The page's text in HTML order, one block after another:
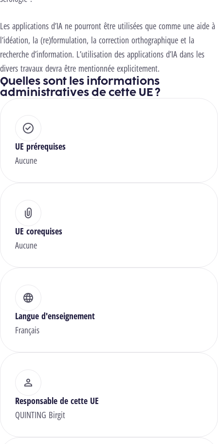
Les applications d’IA ne pourront être utilisées que comme une aide à
l’idéation, la (re)formulation, la correction orthographique et la
recherche d’information. L’utilisation des applications d’IA dans les
divers travaux devra être mentionnée explicitement.
Quelles sont les informations
administratives de cette UE ?
UE prérequises
Aucune
UE corequises
Aucune
Langue d'enseignement
Français
Responsable de cette UE
QUINTING Birgit